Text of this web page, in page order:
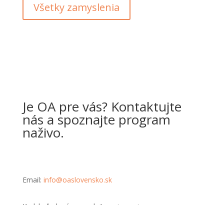
Všetky zamyslenia
Je OA pre vás? Kontaktujte
nás a spoznajte program
naživo.
Email: info@oaslovensko.sk